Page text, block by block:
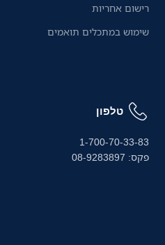
רישום אחריות
שימוש במתכלים תואמים
טלפון
1-700-70-33-83
פקס: 08-9283897